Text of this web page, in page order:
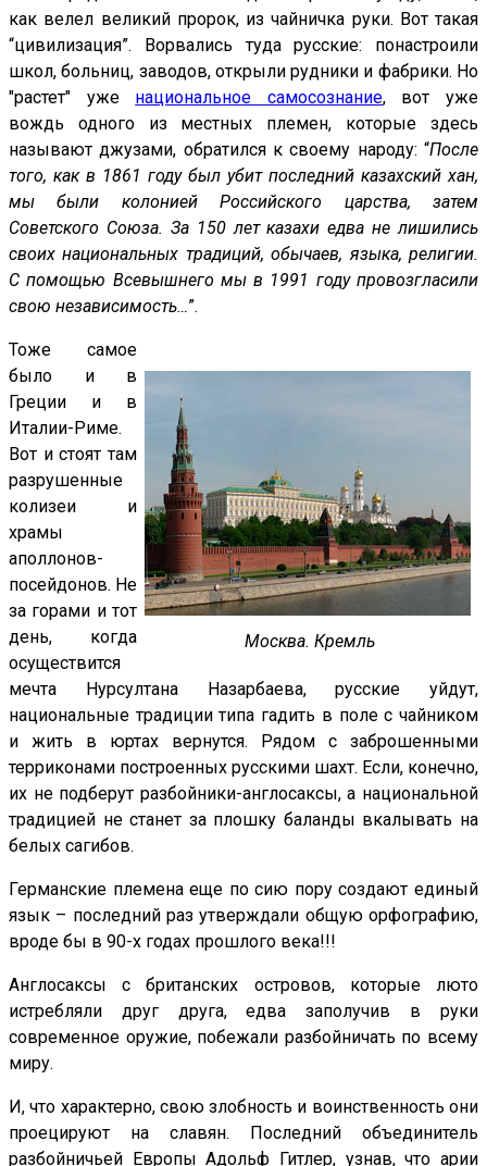
как велел великий пророк, из чайничка руки. Вот такая
“цивилизация”. Ворвались туда русские: понастроили
школ, больниц, заводов, открыли рудники и фабрики. Но
"растет" уже национальное самосознание, вот уже
вождь одного из местных племен, которые здесь
называют джузами, обратился к своему народу: “После
того, как в 1861 году был убит последний казахский хан,
мы были колонией Российского царства, затем
Советского Союза. За 150 лет казахи едва не лишились
своих национальных традиций, обычаев, языка, религии.
С помощью Всевышнего мы в 1991 году провозгласили
свою независимость…”.
Москва. Кремль
Тоже самое
было и в
Греции и в
Италии-Риме.
Вот и стоят там
разрушенные
колизеи и
храмы
аполлонов-
посейдонов. Не
за горами и тот
день, когда
осуществится
мечта Нурсултана Назарбаева, русские уйдут,
национальные традиции типа гадить в поле с чайником
и жить в юртах вернутся. Рядом с заброшенными
терриконами построенных русскими шахт. Если, конечно,
их не подберут разбойники-англосаксы, а национальной
традицией не станет за плошку баланды вкалывать на
белых сагибов.
Германские племена еще по сию пору создают единый
язык – последний раз утверждали общую орфографию,
вроде бы в 90-х годах прошлого века!!!
Англосаксы с британских островов, которые люто
истребляли друг друга, едва заполучив в руки
современное оружие, побежали разбойничать по всему
миру.
И, что характерно, свою злобность и воинственность они
проецируют на славян. Последний объединитель
разбойничьей Европы Адольф Гитлер, узнав, что арии